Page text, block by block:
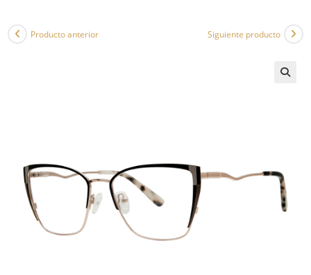
Producto anterior Siguiente producto